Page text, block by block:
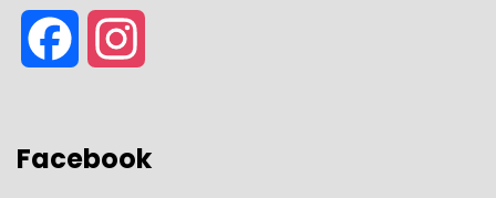
Facebook
Facebook